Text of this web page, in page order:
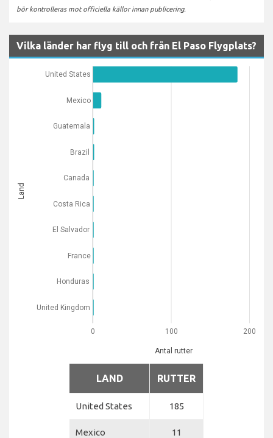
bör kontrolleras mot officiella källor innan publicering.
Vilka länder har flyg till och från El Paso Flygplats?
0 100 200
Antal rutter
United States
Mexico
Guatemala
Brazil
Canada
Costa Rica
El Salvador
France
Honduras
United Kingdom
Land
LAND RUTTER
United States 185
Mexico 11